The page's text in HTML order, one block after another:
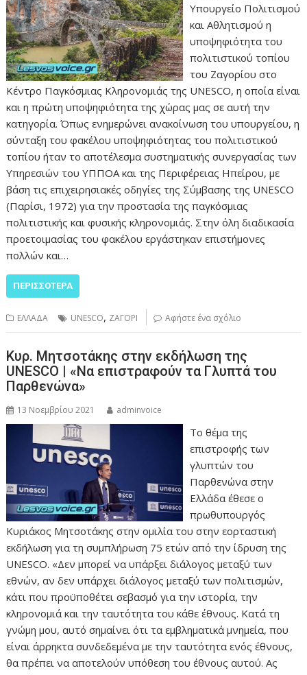
Υπουργείο Πολιτισμού
και Αθλητισμού η
υποψηφιότητα του
πολιτιστικού τοπίου
του Ζαγορίου στο
Κέντρο Παγκόσμιας Κληρονομιάς της UNESCO, η οποία είναι
και η πρώτη υποψηφιότητα της χώρας μας σε αυτή την
κατηγορία. Όπως ενημερώνει ανακοίνωση του υπουργείου, η
σύνταξη του φακέλου υποψηφιότητας του πολιτιστικού
τοπίου ήταν το αποτέλεσμα συστηματικής συνεργασίας των
Υπηρεσιών του ΥΠΠΟΑ και της Περιφέρειας Ηπείρου, με
βάση τις επιχειρησιακές οδηγίες της Σύμβασης της UNESCO
(Παρίσι, 1972) για την προστασία της παγκόσμιας
πολιτιστικής και φυσικής κληρονομιάς. Στην όλη διαδικασία
προετοιμασίας του φακέλου εργάστηκαν επιστήμονες
πολλών και…
ΠΕΡΙΣΣΌΤΕΡΑ
ΕΛΛΑΔΑ UNESCO, ΖΑΓΟΡΙ Αφήστε ένα σχόλιο
Κυρ. Μητσοτάκης στην εκδήλωση της
UNESCO | «Να επιστραφούν τα Γλυπτά του
Παρθενώνα»
13 Νοεμβρίου 2021 adminvoice
Το θέμα της
επιστροφής των
γλυπτών του
Παρθενώνα στην
Ελλάδα έθεσε ο
πρωθυπουργός
Κυριάκος Μητσοτάκης στην ομιλία του στην εορταστική
εκδήλωση για τη συμπλήρωση 75 ετών από την ίδρυση της
UNESCO. «Δεν μπορεί να υπάρξει διάλογος μεταξύ των
εθνών, αν δεν υπάρχει διάλογος μεταξύ των πολιτισμών,
κάτι που προϋποθέτει σεβασμό για την ιστορία, την
κληρονομιά και την ταυτότητα του κάθε έθνους. Κατά τη
γνώμη μου, αυτό σημαίνει ότι τα εμβληματικά μνημεία, που
είναι άρρηκτα συνδεδεμένα με την ταυτότητα ενός έθνους,
θα πρέπει να αποτελούν υπόθεση του έθνους αυτού. Ας